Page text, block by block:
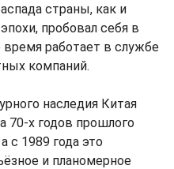
страны, как и
пробовал себя в
время работает в службе
компаний.
наследия Китая
70-х годов прошлого
с 1989 года это
и планомерное